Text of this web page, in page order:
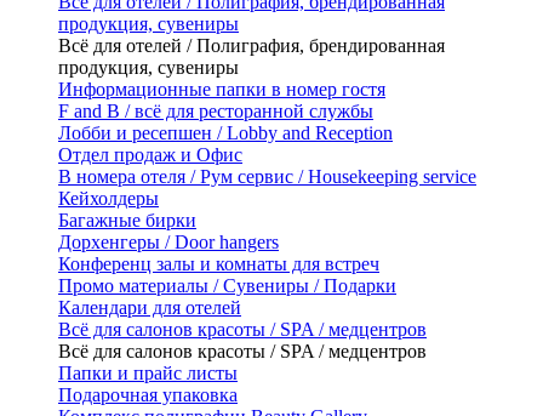
продукция, сувениры
Всё для отелей / Полиграфия, брендированная
продукция, сувениры
Информационные папки в номер гостя
F and B / всё для ресторанной службы
Лобби и ресепшен / Lobby and Reception
Отдел продаж и Офис
В номера отеля / Рум сервис / Housekeeping service
Кейхолдеры
Багажные бирки
Дорхенгеры / Door hangers
Конференц залы и комнаты для встреч
Промо материалы / Сувениры / Подарки
Календари для отелей
Всё для салонов красоты / SPA / медцентров
Всё для салонов красоты / SPA / медцентров
Папки и прайс листы
Подарочная упаковка